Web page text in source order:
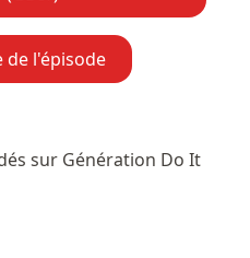
de l'épisode
sur Génération Do It